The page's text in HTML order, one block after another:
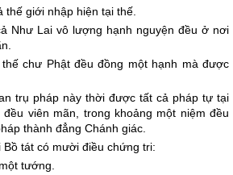
thế giới nhập hiện tại thế.
Như Lai vô lượng hạnh nguyện đều ở nơi
chư Phật đều đồng một hạnh mà được
trụ pháp này thời được tất cả pháp tự tại
viên mãn, trong khoảng một niệm đều
thành đẳng Chánh giác.
tát có mười điều chứng tri:
tướng.